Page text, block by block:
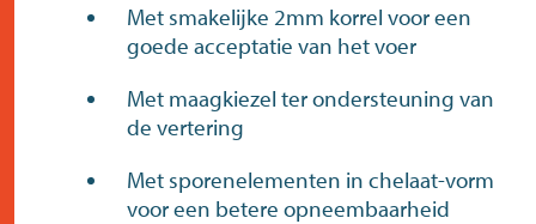
Met smakelijke 2mm korrel voor een
goede acceptatie van het voer
Met maagkiezel ter ondersteuning van
de vertering
Met sporenelementen in chelaat-vorm
voor een betere opneembaarheid